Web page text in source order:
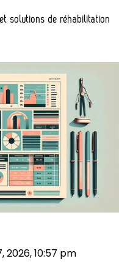
solutions de réhabilitation
2026, 10:57 pm